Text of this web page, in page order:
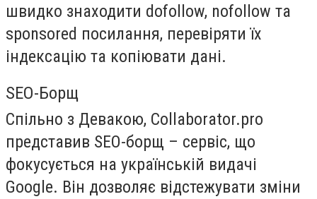
швидко знаходити dofollow, nofollow та
sponsored посилання, перевіряти їх
індексацію та копіювати дані.
SEO-Борщ
Спільно з Девакою, Collaborator.pro
представив SEO-борщ – сервіс, що
фокусується на українській видачі
Google. Він дозволяє відстежувати зміни